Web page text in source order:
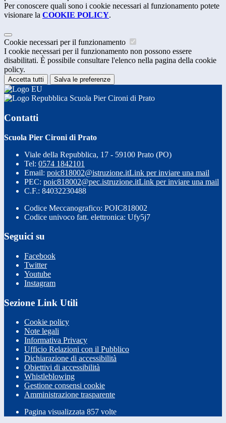
Per conoscere quali sono i cookie necessari al funzionamento potete
visionare la COOKIE POLICY.
Cookie necessari per il funzionamento
I cookie necessari per il funzionamento non possono essere
disabilitati. È possibile consultare l'elenco nella pagina della cookie
policy.
Accetta tutti Salva le preferenze
Scuola Pier Cironi di Prato
Contatti
Scuola Pier Cironi di Prato
Viale della Repubblica, 17 - 59100 Prato (PO)
Tel: 0574 1842101
Email: poic818002@istruzione.itLink per inviare una mail
PEC: poic818002@pec.istruzione.itLink per inviare una mail
C.F.: 84032230488
Codice Meccanografico: POIC818002
Codice univoco fatt. elettronica: Ufy5j7
Seguici su
Facebook
Twitter
Youtube
Instagram
Sezione Link Utili
Cookie policy
Note legali
Informativa Privacy
Ufficio Relazioni con il Pubblico
Dichiarazione di accessibilità
Obiettivi di accessibilità
Whistleblowing
Gestione consensi cookie
Amministrazione trasparente
Pagina visualizzata 857 volte